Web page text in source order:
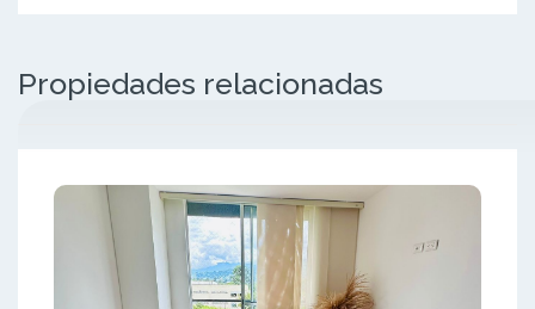
Propiedades relacionadas